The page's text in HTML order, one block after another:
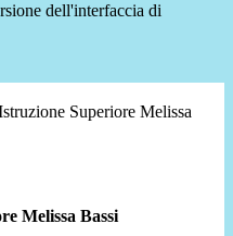
dell'interfaccia di
Superiore Melissa
Melissa Bassi